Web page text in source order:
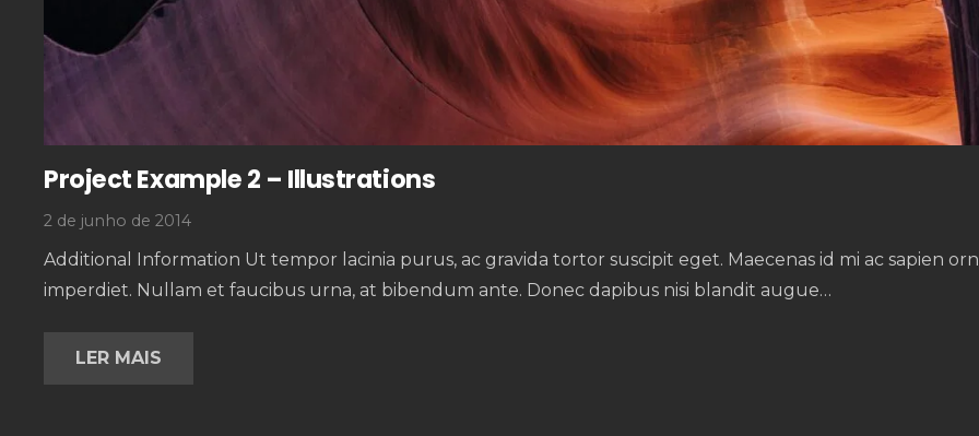
Project Example 2 – Illustrations
2 de junho de 2014
Additional Information Ut tempor lacinia purus, ac gravida tortor suscipit eget. Maecenas id mi ac sapien
imperdiet. Nullam et faucibus urna, at bibendum ante. Donec dapibus nisi blandit augue…
LER MAIS